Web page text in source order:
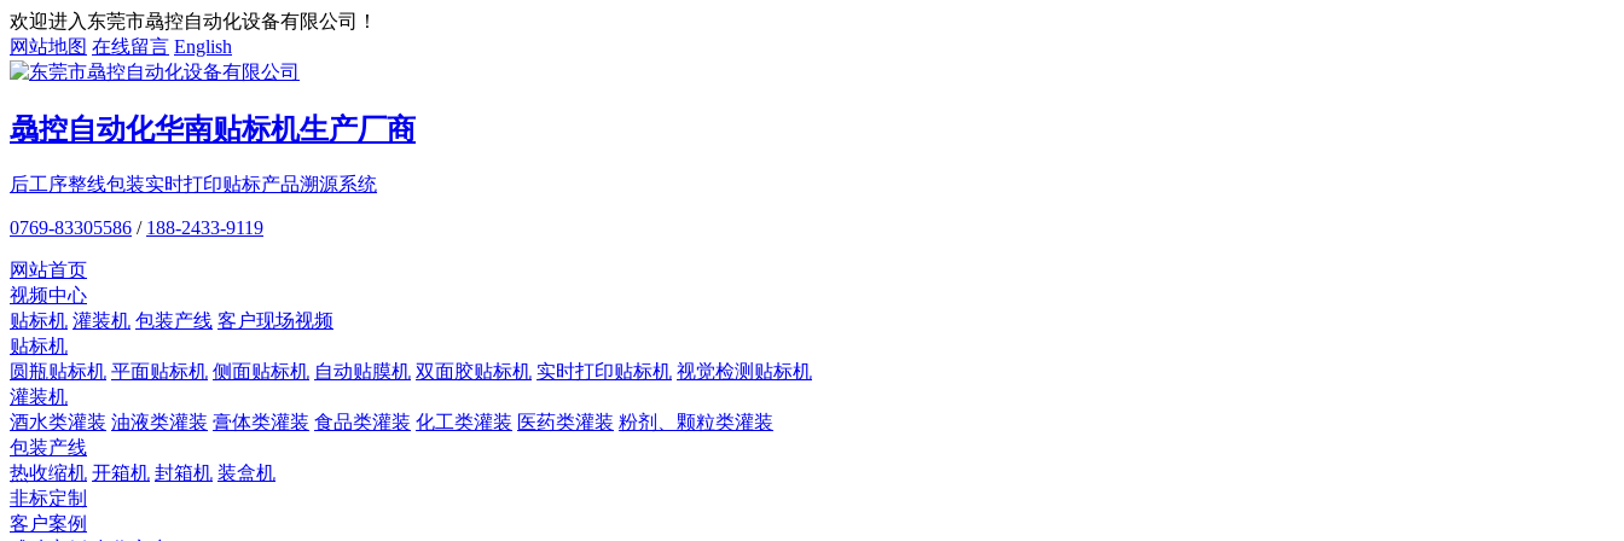
欢迎进入东莞市骉控自动化设备有限公司！
网站地图 在线留言 English
骉控自动化华南贴标机生产厂商
后工序整线包装实时打印贴标产品溯源系统
0769-83305586 / 188-2433-9119
网站首页
视频中心
贴标机 灌装机 包装产线 客户现场视频
贴标机
圆瓶贴标机 平面贴标机 侧面贴标机 自动贴膜机 双面胶贴标机 实时打印贴标机 视觉检测贴标机
灌装机
酒水类灌装 油液类灌装 膏体类灌装 食品类灌装 化工类灌装 医药类灌装 粉剂、颗粒类灌装
包装产线
热收缩机 开箱机 封箱机 装盒机
非标定制
客户案例